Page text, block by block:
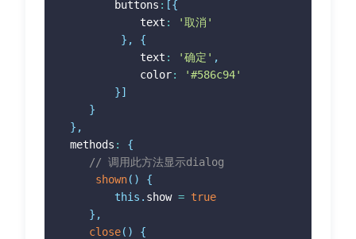
buttons : [{
text :
'取消'
} ,
{
text : '确定' ,
color:
'#586c94'
}]
}
} ,
methods :
{
// 调用此方法显示dialog
shown( )
{
this . show = true
} ,
close( )
{